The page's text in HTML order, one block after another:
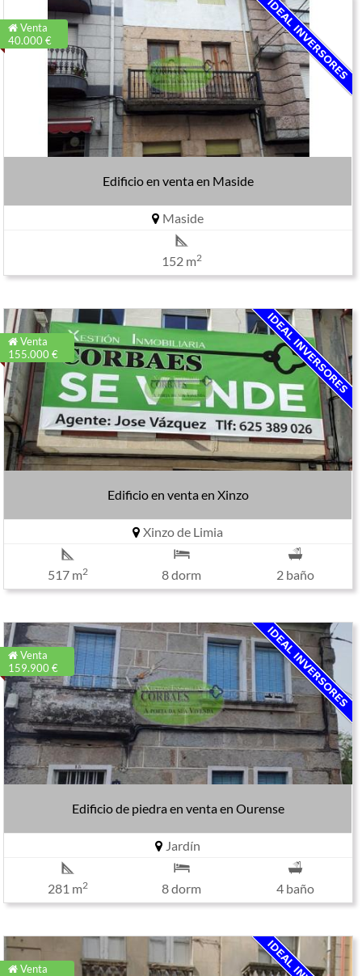
Venta
40.000 €
Edificio en venta en Maside
Maside
152 m2
Venta
155.000 €
Edificio en venta en Xinzo
Xinzo de Limia
517 m2 8 dorm 2 baño
Venta
159.900 €
Edificio de piedra en venta en Ourense
Jardín
281 m2 8 dorm 4 baño
Venta